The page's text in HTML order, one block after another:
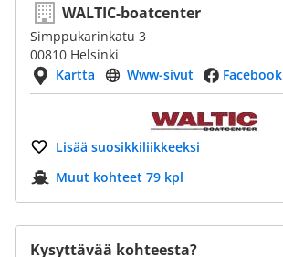
WALTIC-boatcenter
Simppukarinkatu 3
00810 Helsinki
Kartta
Www-sivut Facebook
Lisää suosikkiliikkeeksi
Muut kohteet 79 kpl
Kysyttävää kohteesta?